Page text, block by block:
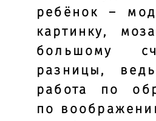
ребёнок –
картинку,
большому
разницы,
работа по
по